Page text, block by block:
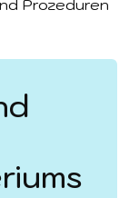
Prozeduren